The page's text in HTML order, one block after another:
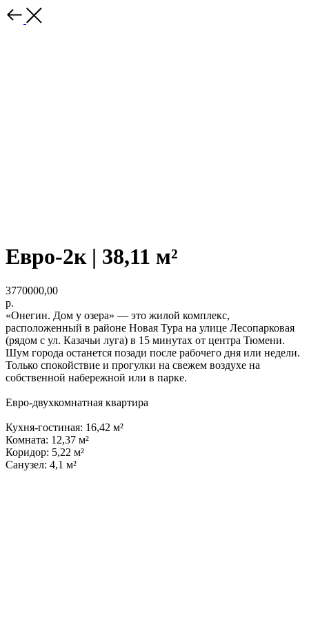
Евро-2к | 38,11 м²
3770000,00
р.
«Онегин. Дом у озера» — это жилой комплекс,
расположенный в районе Новая Тура на улице Лесопарковая
(рядом с ул. Казачьи луга) в 15 минутах от центра Тюмени.
Шум города останется позади после рабочего дня или недели.
Только спокойствие и прогулки на свежем воздухе на
собственной набережной или в парке.
Евро-двухкомнатная квартира
Кухня-гостиная: 16,42 м²
Комната: 12,37 м²
Коридор: 5,22 м²
Санузел: 4,1 м²